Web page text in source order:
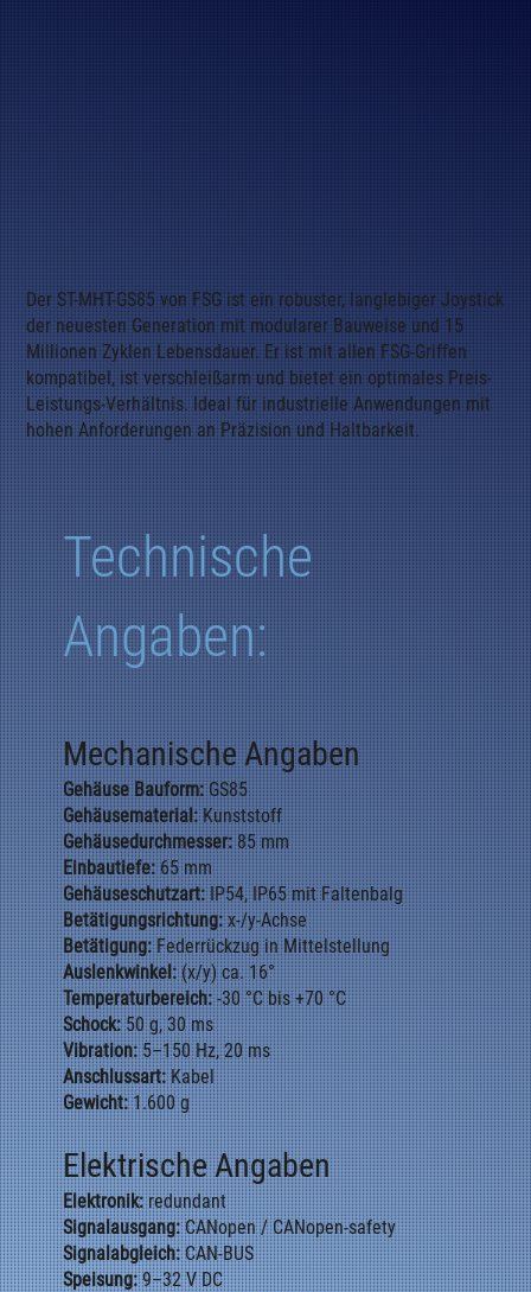
Der ST-MHT-GS85 von FSG ist ein robuster, langlebiger Joystick
der neuesten Generation mit modularer Bauweise und 15
Millionen Zyklen Lebensdauer. Er ist mit allen FSG-Griffen
kompatibel, ist verschleißarm und bietet ein optimales Preis-
Leistungs-Verhältnis. Ideal für industrielle Anwendungen mit
hohen Anforderungen an Präzision und Haltbarkeit.
Technische
Angaben:
Mechanische Angaben
Gehäuse Bauform:GS85
Gehäusematerial:Kunststoff
Gehäusedurchmesser:85 mm
Einbautiefe:65 mm
Gehäuseschutzart:IP54, IP65 mit Faltenbalg
Betätigungsrichtung:x-/y-Achse
Betätigung:Federrückzug in Mittelstellung
Auslenkwinkel:(x/y) ca. 16°
Temperaturbereich:-30 °C bis +70 °C
Schock:50 g, 30 ms
Vibration:5–150 Hz, 20 ms
Anschlussart:Kabel
Gewicht:1.600 g
Elektrische Angaben
Elektronik:redundant
Signalausgang:CANopen / CANopen-safety
Signalabgleich:CAN-BUS
Speisung:9–32 V DC